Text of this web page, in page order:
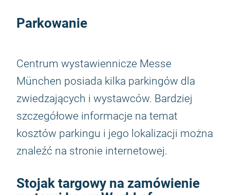
Parkowanie
Centrum wystawiennicze Messe
München posiada kilka parkingów dla
zwiedzających i wystawców. Bardziej
szczegółowe informacje na temat
kosztów parkingu i jego lokalizacji można
znaleźć na stronie internetowej.
Stojak targowy na zamówienie